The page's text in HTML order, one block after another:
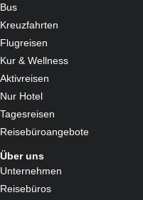
Bus
Kreuzfahrten
Flugreisen
Kur & Wellness
Aktivreisen
Nur Hotel
Tagesreisen
Reisebüroangebote
Über uns
Unternehmen
Reisebüros